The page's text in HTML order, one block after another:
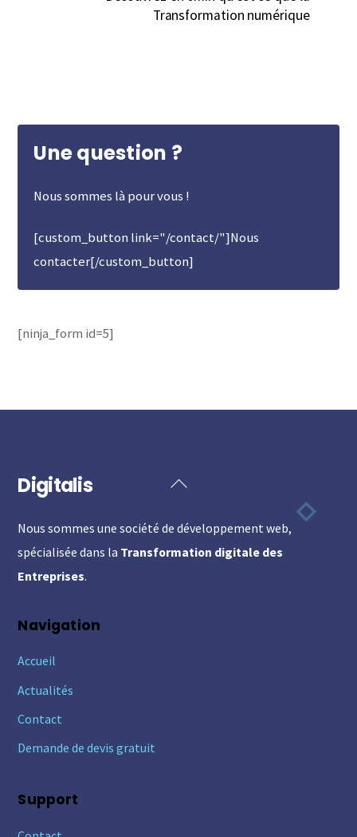
Transformation numérique
Une question ?
Nous sommes là pour vous !
[custom_button link="/contact/"]Nous
contacter[/custom_button]
[ninja_form id=5]
Back
Top
Digitalis
Nous sommes une société de développement web,
spécialisée dans la Transformation digitale des
Entreprises.
Navigation
Accueil
Actualités
Contact
Demande de devis gratuit
Support